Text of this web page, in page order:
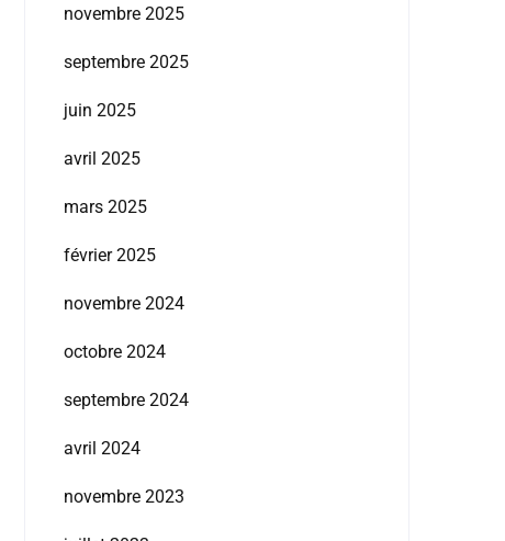
novembre 2025
septembre 2025
juin 2025
avril 2025
mars 2025
février 2025
novembre 2024
octobre 2024
septembre 2024
avril 2024
novembre 2023